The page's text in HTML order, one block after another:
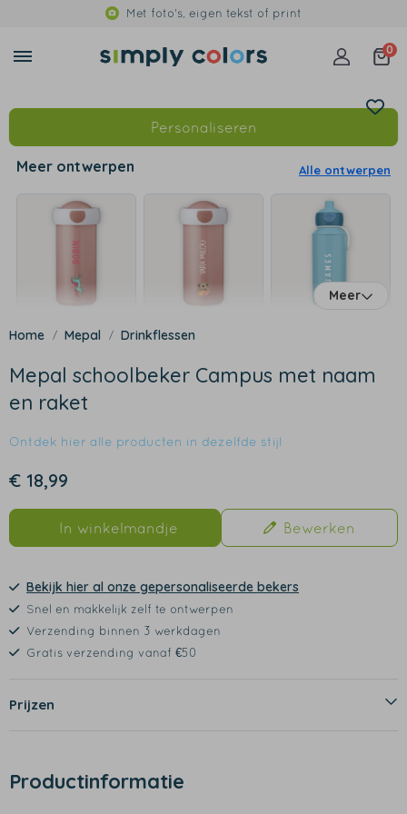
Met foto's, eigen tekst of print
0
Personaliseren
Meer ontwerpen Alle ontwerpen
Meer
Mepal Drinkflessen
Mepal schoolbeker Campus met naam
en raket
Ontdek hier alle producten in dezelfde stijl
€ 18,99
In winkelmandje Bewerken
Bekijk hier al onze gepersonaliseerde bekers
Snel en makkelijk zelf te ontwerpen
Verzending binnen 3 werkdagen
Gratis verzending vanaf €50
Prijzen
Productinformatie